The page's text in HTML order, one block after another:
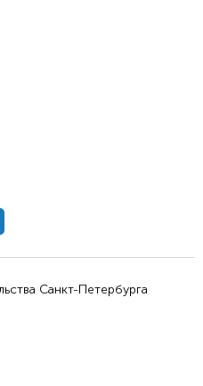
Санкт-Петербурга